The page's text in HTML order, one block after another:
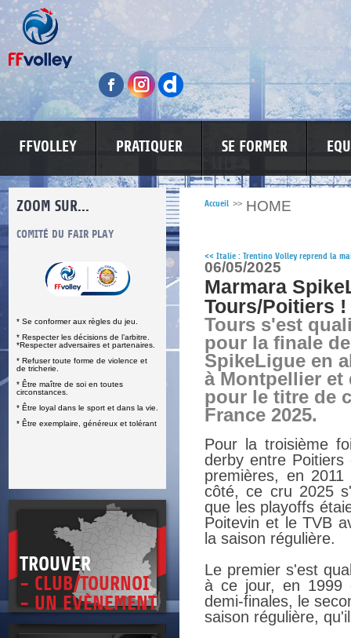
FFVOLLEY PRATIQUER SE FORMER
ZOOM SUR...
COMITÉ DU FAIR PLAY
* Se conformer aux règles du jeu.
* Respecter les décisions de l’arbitre.
*Respecter adversaires et partenaires.
* Refuser toute forme de violence et
de tricherie.
* Être maître de soi en toutes
circonstances.
* Être loyal dans le sport et dans la vie.
* Être exemplaire, généreux et tolérant
LUTTE CONTRE LES VIOLENCES
TROUVER
- CLUB/TOURNOI
- UN EVÈNEMENT
Accueil >> HOME
<< Italie : Trentino Volley reprend la
06/05/2025
Marmara
Tours/Poitiers !
Tours s'est
pour la finale
SpikeLigue en
à Montpellier et
pour le titre de
France 2025.
Pour la troisième
derby entre
premières, en
côté, ce cru 2025
que les playoffs
Poitevin et le TVB
la saison régulière.
Le premier s'est
à ce jour, en 1999
demi-finales, le
saison régulière,